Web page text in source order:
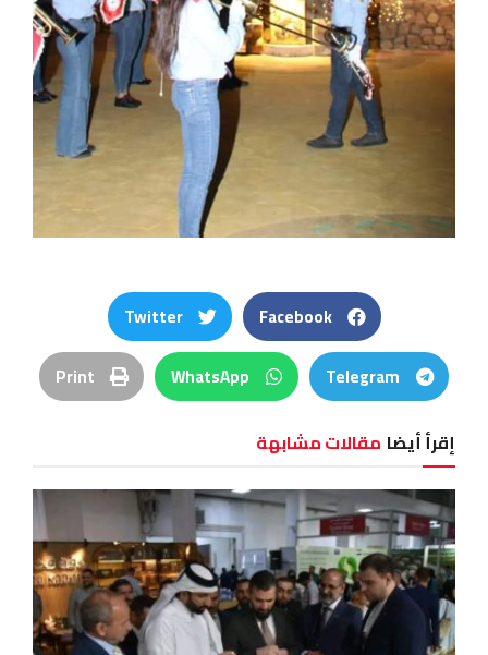
Facebook
Twitter
Telegram
WhatsApp
Print
إقرأ أيضا مقالات مشابهة